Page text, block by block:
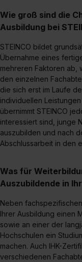
Wirkung für die
einzelnen Cookies
zeigen“. Weitere
Impressum.
Wie groß sind die
Ausbildung bei
STEINCO bildet
Übernahme eines
mehreren Faktoren ab,
den einzelnen
die sich erst im Laufe
individuellen
übernimmt STEINCO
interessiert sind, junge
auszubilden und nach
Abschlussarbeit in den
Was für
Auszubildende in
Neben
Ihrer Ausbildung einen
sowie an einer der
Hochschulen ein
machen. Auch IHK-
verschiedenen